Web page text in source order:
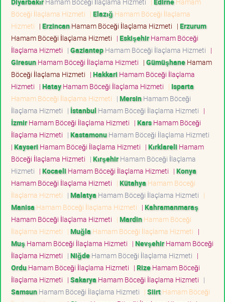
Böceği İlaçlama Hizmeti | Elazığ Hamam Böceği İlaçlama
Hizmeti | ErzincanHamam Böceği İlaçlama Hizmeti | Erzurum
Hamam Böceği İlaçlama Hizmeti | EskişehirHamam Böceği
İlaçlama Hizmeti | GaziantepHamam Böceği İlaçlama Hizmeti |
GiresunHamam Böceği İlaçlama Hizmeti | GümüşhaneHamam
Böceği İlaçlama Hizmeti | Hakkari Hamam Böceği İlaçlama
Hizmeti | HatayHamam Böceği İlaçlama Hizmeti | Isparta
Hamam Böceği İlaçlama Hizmeti | MersinHamam Böceği
İlaçlama Hizmeti | İstanbul Hamam Böceği İlaçlama Hizmeti |
İzmirHamam Böceği İlaçlama Hizmeti | KarsHamam Böceği
İlaçlama Hizmeti | KastamonuHamam Böceği İlaçlama Hizmeti
| Kayseri Hamam Böceği İlaçlama Hizmeti | Kırklareli Hamam
Böceği İlaçlama Hizmeti | KırşehirHamam Böceği İlaçlama
Hizmeti | Kocaeli Hamam Böceği İlaçlama Hizmeti | Konya
Hamam Böceği İlaçlama Hizmeti | Kütahya Hamam Böceği
İlaçlama Hizmeti | Malatya Hamam Böceği İlaçlama Hizmeti |
Manisa Hamam Böceği İlaçlama Hizmeti | Kahramanmaraş
Hamam Böceği İlaçlama Hizmeti | MardinHamam Böceği
İlaçlama Hizmeti | Muğla Hamam Böceği İlaçlama Hizmeti |
Muş Hamam Böceği İlaçlama Hizmeti | NevşehirHamam Böceği
İlaçlama Hizmeti | NiğdeHamam Böceği İlaçlama Hizmeti |
OrduHamam Böceği İlaçlama Hizmeti | RizeHamam Böceği
İlaçlama Hizmeti | Sakarya Hamam Böceği İlaçlama Hizmeti |
SamsunHamam Böceği İlaçlama Hizmeti | SiirtHamam Böceği